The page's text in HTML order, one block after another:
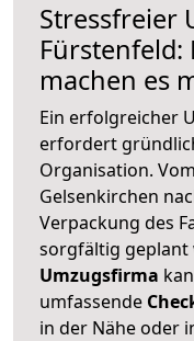
Stressfreier
Fürstenfeld:
machen es
Ein erfolgreicher
erfordert
Organisation.
Gelsenkirchen
Verpackung des
sorgfältig geplant
Umzugsfirma
umfassende
in der Nähe oder